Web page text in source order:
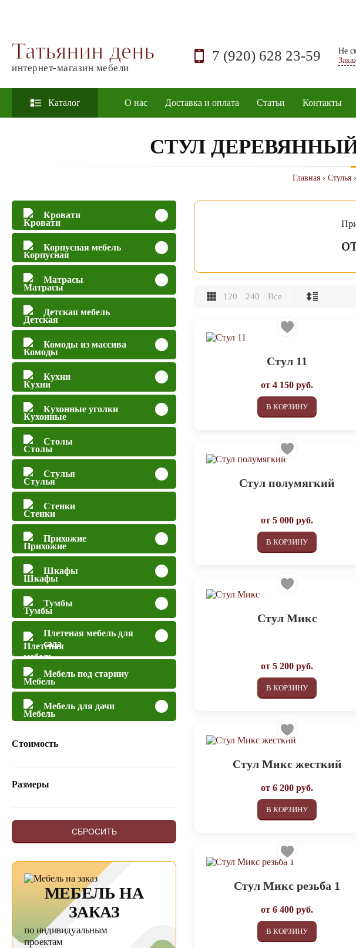
Татьянин день
интернет-магазин мебели
7 (920) 628 23-59
Не
Каталог О нас Доставка и оплата Статьи Контакты
СТУЛ
Главная› Стулья
Кровати
Корпусная мебель
Матрасы
Детская мебель
Комоды из массива
Кухни
Кухонные уголки
Столы
Стулья
Стенки
Прихожие
Шкафы
Тумбы
Плетеная мебель для
сада
Мебель под старину
Мебель для дачи
Стоимость
Размеры
СБРОСИТЬ
МЕБЕЛЬ НА
ЗАКАЗ
по индивидуальным
проектам
120 240 Все
Стул 11
от4 150 руб.
В КОРЗИНУ
Стул полумягкий
от5 000 руб.
В КОРЗИНУ
Стул Микс
от5 200 руб.
В КОРЗИНУ
Стул Микс жесткий
от6 200 руб.
В КОРЗИНУ
Стул Микс резьба 1
от6 400 руб.
В КОРЗИНУ